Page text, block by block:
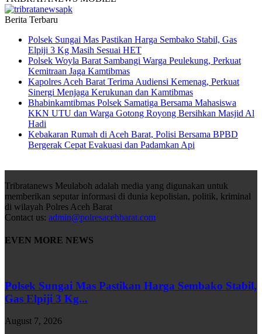
Berita Terbaru
Polsek Sungai Mas Pastikan Harga Sembako Stabil, Gas
Elpiji 3 Kg Masih Sesuai HET
Polsek Woyla Barat Sambangi Warga Peulekung, Perkuat
Kemitraan Jaga Kamtibmas
Kapolres Aceh Barat Terima Audiensi Kemenag, Perkuat
Sinergi Menjaga Kerukunan dan Kamtibmas
Bhabinkamtibmas Polsek Samatiga Bersama Mahasiswa
KKN UTU dan Warga Gotong Royong Bersihkan Masjid Al
Hadi
Kebakaran Rumah di Aceh Barat, Polisi Bersama BPBD
Bergerak Cepat Evakuasi dan Padamkan Api
Tribratanews Meulaboh adalah media yang digunakan untuk
memberikan seputar informasi di dunia kepolisian, politik, kriminal
di wilayah Polres Aceh Barat
Contact us: admin@polresacehbarat.com
EVEN MORE NEWS
Polsek Sungai Mas Pastikan Harga Sembako Stabil,
Gas Elpiji 3 Kg...
August 7, 2026